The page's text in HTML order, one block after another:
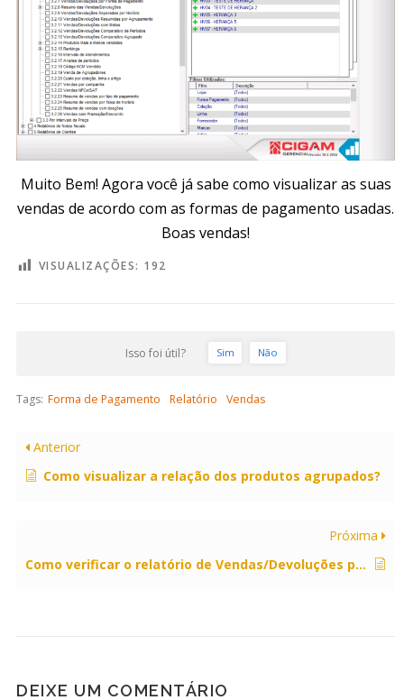
Muito Bem! Agora você já sabe como visualizar as suas
vendas de acordo com as formas de pagamento usadas.
Boas vendas!
VISUALIZAÇÕES: 192
Isso foi útil? Sim Não
Tags: Forma de Pagamento Relatório Vendas
Anterior
Como visualizar a relação dos produtos agrupados?
Próxima
Como verificar o relatório de Vendas/Devoluções por Vendedor?
DEIXE UM COMENTÁRIO